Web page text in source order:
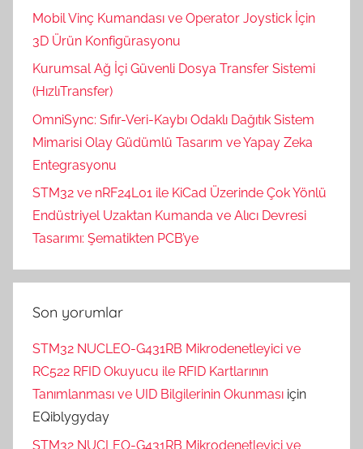
Mobil Vinç Kumandası ve Operator Joystick İçin
3D Ürün Konfigürasyonu
Kurumsal Ağ İçi Güvenli Dosya Transfer Sistemi
(HızlıTransfer)
OmniSync: Sıfır-Veri-Kaybı Odaklı Dağıtık Sistem
Mimarisi Olay Güdümlü Tasarım ve Yapay Zeka
Entegrasyonu
STM32 ve nRF24L01 ile KiCad Üzerinde Çok Yönlü
Endüstriyel Uzaktan Kumanda ve Alıcı Devresi
Tasarımı: Şematikten PCB’ye
Son yorumlar
STM32 NUCLEO-G431RB Mikrodenetleyici ve
RC522 RFID Okuyucu ile RFID Kartlarının
Tanımlanması ve UID Bilgilerinin Okunması için
EQiblygyday
STM32 NUCLEO-G431RB Mikrodenetleyici ve